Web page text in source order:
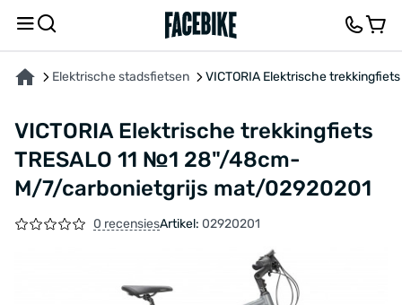
Elektrische stadsfietsen VICTORIA Elektrische
VICTORIA Elektrische trekkingfiets
TRESALO 11 №1 28"/48cm-
M/7/carbonietgrijs mat/02920201
0 recensiesArtikel: 02920201
OVER HET PRODUCT KENMERKENBESCHRIJVING FEEDBACK EN VRAGEN